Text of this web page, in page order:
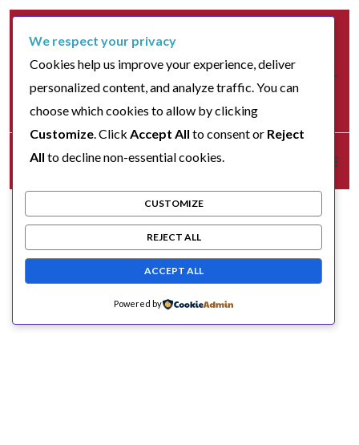
We respect your privacy
Cookies help us improve your experience, deliver
personalized content, and analyze traffic. You can
choose which cookies to allow by clicking
Customize. Click Accept All to consent or Reject
All to decline non-essential cookies.
CUSTOMIZE
REJECT ALL
ACCEPT ALL
Powered by